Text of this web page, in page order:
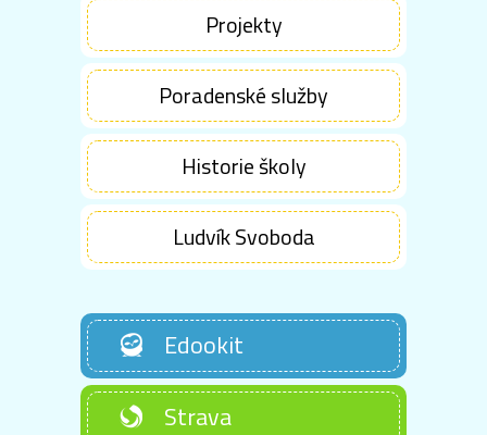
Projekty
Poradenské služby
Historie školy
Ludvík Svoboda
Edookit
Strava